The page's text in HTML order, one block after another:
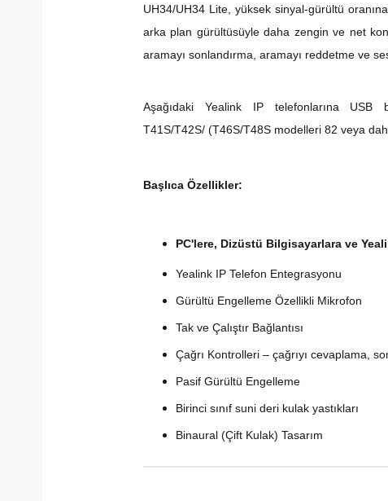
UH34/UH34 Lite, yüksek sinyal-gürültü
arka plan gürültüsüyle daha zengin ve net
aramayı sonlandırma, aramayı reddetme ve
Aşağıdaki Yealink IP telefonlarına USB
T41S/T42S/ (T46S/T48S modelleri 82 veya
Başlıca Özellikler:
PC'lere, Dizüstü Bilgisayarlara ve
Yealink IP Telefon Entegrasyonu
Gürültü Engelleme Özellikli Mikrofon
Tak ve Çalıştır Bağlantısı
Çağrı Kontrolleri – çağrıyı cevaplama,
Pasif Gürültü Engelleme
Birinci sınıf suni deri kulak yastıkları
Binaural (Çift Kulak) Tasarım